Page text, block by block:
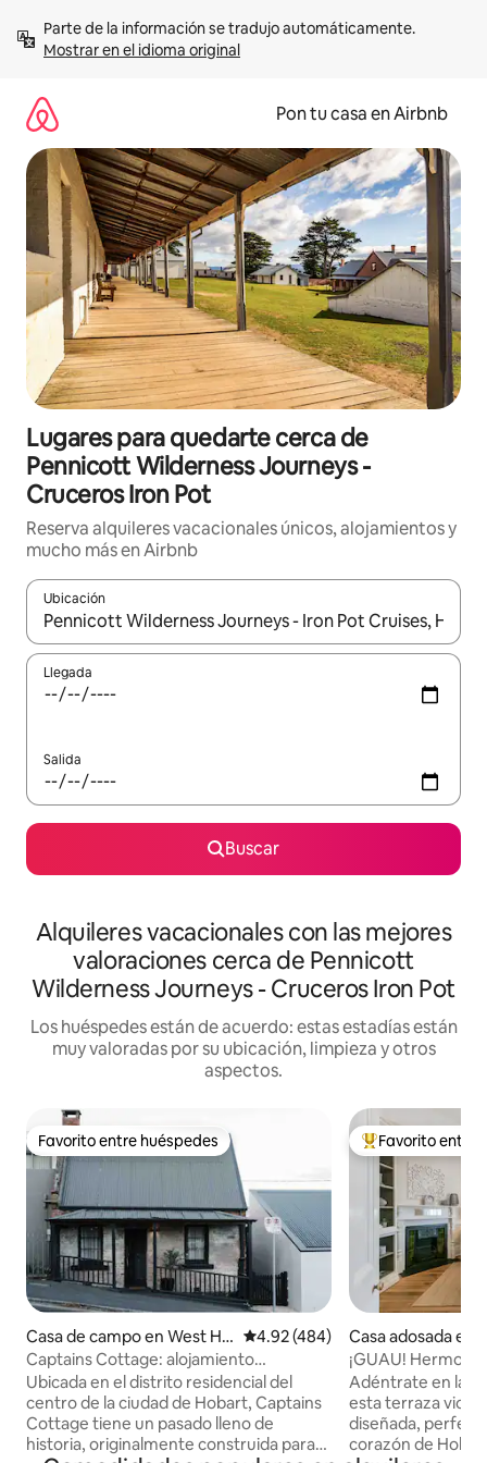
contenidoMostrar en el idioma original
Pon tu casa en Airbnb
Lugares para quedarte cerca de
Pennicott Wilderness Journeys -
Cruceros Iron Pot
Reserva alquileres vacacionales únicos, alojamientos y
mucho más en Airbnb
Ubicación
Cuando los resultados estén disponibles, navega con las
Llegada
Salida
Buscar
Alquileres vacacionales con las mejores
valoraciones cerca de Pennicott
Wilderness Journeys - Cruceros Iron Pot
Los huéspedes están de acuerdo: estas estadías están
muy valoradas por su ubicación, limpieza y otros
aspectos.
Favorito entre huéspedes
Favorito entre huéspedes
Casa de campo en West Ho
bart
Calificación promedio: 4.92 de
4.92 (484)
Captains Cottage: alojamiento
emblemático en Hobart
Ubicada en el distrito residencial del
centro de la ciudad de Hobart, Captains
Cottage tiene un pasado lleno de
historia, originalmente construida para
Favorito entre
Favorito entre
Casa adosada en
¡GUAU!
estacionamiento
Adéntrate en la
esta terraza
diseñada,
corazón de